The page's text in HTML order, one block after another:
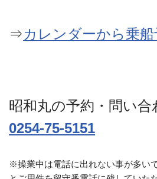
⇒カレンダーから乗
昭和丸の予約・問い
0254-75-5151
※操業中は電話に出れない事が多い